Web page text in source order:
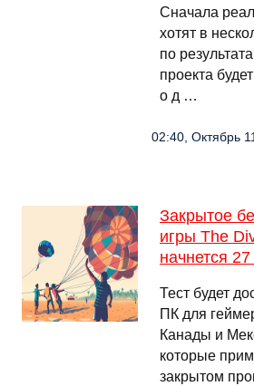
Сначала
хотят в
по
проекта
о д …
02:40, Октябрь
Закрытое
игры The
начнется
Тест будет
ПК для
Канады и
которые
закрытом